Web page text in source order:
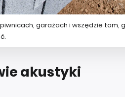
garażach i wszędzie tam,
akustyki